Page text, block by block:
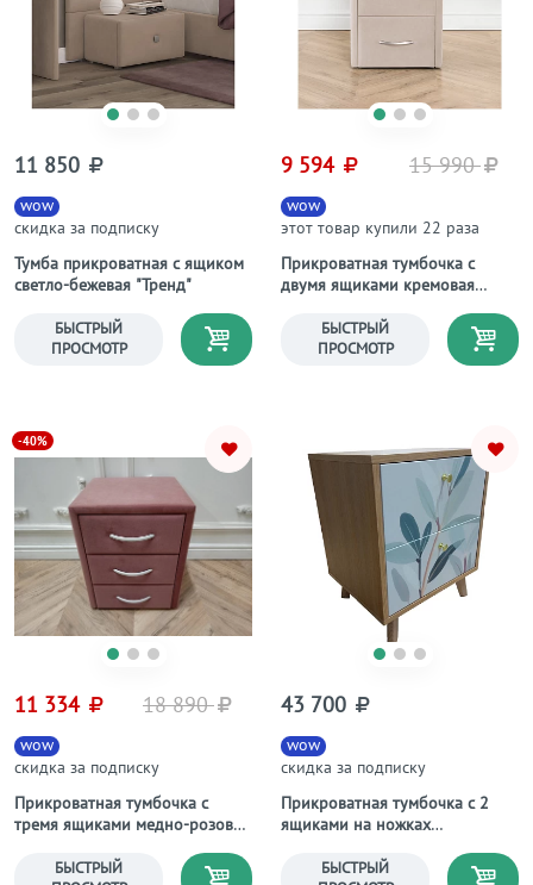
Тумба прикроватная с ящиком
светло-бежевая "Тренд"
wow
скидка за подписку
11 850
БЫСТРЫЙ
ПРОСМОТР
Прикроватная тумбочка с
двумя ящиками кремовая
wow
этот товар купили 22 раза
9 594 15 990
БЫСТРЫЙ
ПРОСМОТР
-40%
Прикроватная тумбочка с
тремя ящиками медно-розовая
wow
скидка за подписку
11 334 18 890
БЫСТРЫЙ
Прикроватная тумбочка с 2
ящиками на ножках
wow
скидка за подписку
43 700
БЫСТРЫЙ